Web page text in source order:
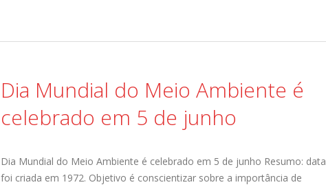
Dia Mundial do Meio Ambiente é
celebrado em 5 de junho
Dia Mundial do Meio Ambiente é celebrado em 5 de junho Resumo: data
foi criada em 1972. Objetivo é conscientizar sobre a importância de